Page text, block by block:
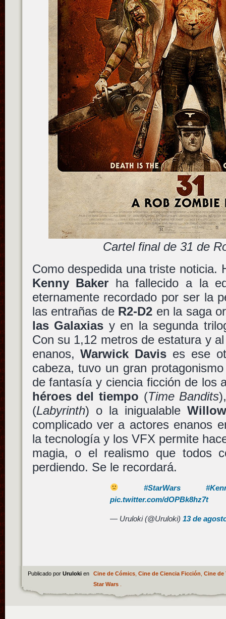
Cartel final de 31 de
Como despedida una triste noticia.
Kenny Baker ha fallecido a la
eternamente recordado por ser la
las entrañas de R2-D2 en la saga
las Galaxias y en la segunda
Con su 1,12 metros de estatura y
enanos,Warwick Davis es ese
cabeza, tuvo un gran
de fantasía y ciencia ficción de los
héroes del tiempo (Time Bandits
(Labyrinth) o la inigualable Willow
complicado ver a actores enanos
la tecnología y los VFX permite
magia, o el realismo que todos
perdiendo. Se le recordará.
#StarWars
pic.twitter.com/dOPBk8hz7t
— Uruloki (@Uruloki)13 de
Publicado por Uruloki en Cine de Cómics, Cine de Ciencia Ficción, Cine de
Star Wars.